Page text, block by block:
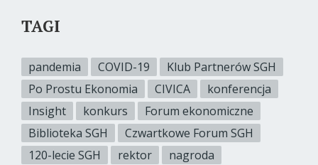
TAGI
pandemia COVID-19
Klub Partnerów SGH
Po Prostu Ekonomia
CIVICA
konferencja
Insight
konkurs
Forum ekonomiczne
Biblioteka SGH
Czwartkowe Forum SGH
120-lecie SGH
rektor
nagroda